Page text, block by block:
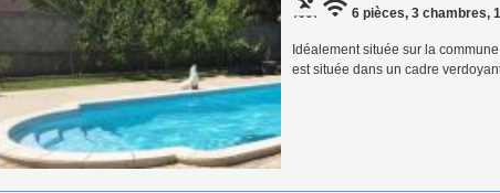
6 pièces, 3 chambres,
Idéalement située sur la
est située dans un cadre